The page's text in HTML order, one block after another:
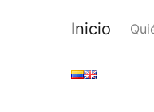
Inicio